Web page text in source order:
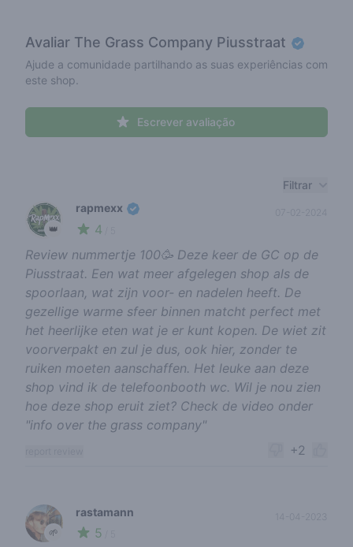
Avaliar The Grass Company Piusstraat
Ajude a comunidade partilhando as suas experiências com
este shop.
Escrever avaliação
Filtrar
👑
rapmexx
4
Review nummertje 100🥳 Deze keer de GC op de
Piusstraat. Een wat meer afgelegen shop als de
spoorlaan, wat zijn voor- en nadelen heeft. De
gezellige warme sfeer binnen matcht perfect met
het heerlijke eten wat je er kunt kopen. De wiet zit
voorverpakt en zul je dus, ook hier, zonder te
ruiken moeten aanschaffen. Het leuke aan deze
shop vind ik de telefoonbooth wc. Wil je nou zien
hoe deze shop eruit ziet? Check de video onder
"info over the grass company"
+2
🌱
rastamann
5
14-04-2023